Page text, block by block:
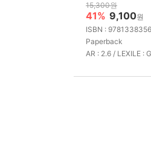
15,300원
41% 9,100원
ISBN :
Paperback
AR : 2.6 / LEXILE :